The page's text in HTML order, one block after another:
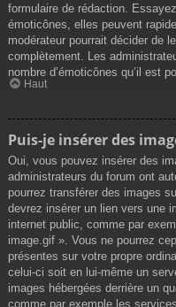
formulaire de rédaction.
émoticônes, elles peuvent
modérateur pourrait décider de
complètement. Les
nombre d’émoticônes qu’il est
Haut
Puis-je insérer des
Oui, vous pouvez insérer des
administrateurs du forum ont
pourrez transférer des images
devrez insérer un lien vers une
internet public, comme par
image.gif ». Vous ne pourrez
présentes sur votre propre
celui-ci soit en lui-même un
images hébergées derrière un
comme par exemple les